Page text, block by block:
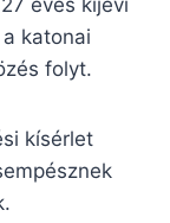
éves kijevi
katonai
folyt.
kísérlet